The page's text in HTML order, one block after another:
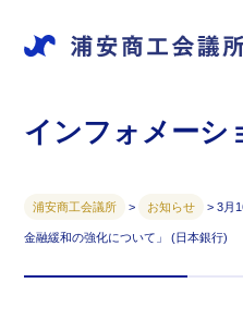
インフォメーシ
浦安商工会議所 > お知らせ >3月
金融緩和の強化について」 (日本銀行)